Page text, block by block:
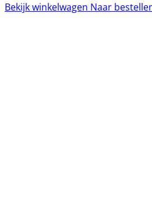
Bekijk winkelwagen Naar